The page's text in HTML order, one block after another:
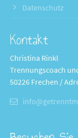
Datenschutz
Kontakt
Christina Rinkl
Trennungscoach
50226 Frechen /